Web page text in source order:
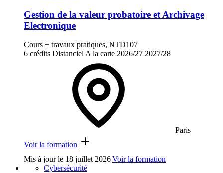
Gestion de la valeur probatoire et Archivage
Electronique
Cours + travaux pratiques, NTD107
6 crédits Distanciel A la carte 2026/27 2027/28
Paris
Voir la formation
Mis à jour le 18 juillet 2026 Voir la formation
Cybersécurité